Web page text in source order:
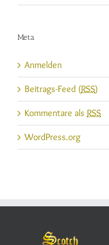
Meta
Anmelden
Beitrags-Feed (RSS)
Kommentare als RSS
WordPress.org